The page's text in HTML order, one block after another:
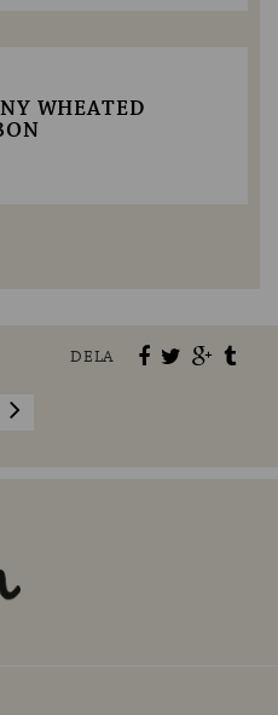
WHEATED
DELA